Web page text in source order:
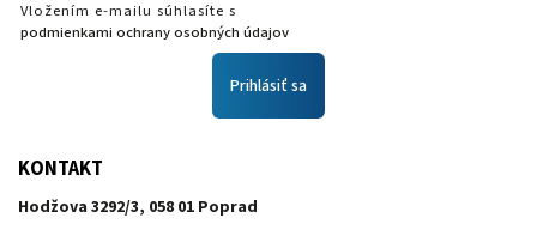
Vložením e-mailu súhlasíte s
podmienkami ochrany osobných údajov
Prihlásiť sa
KONTAKT
Hodžova 3292/3, 058 01 Poprad